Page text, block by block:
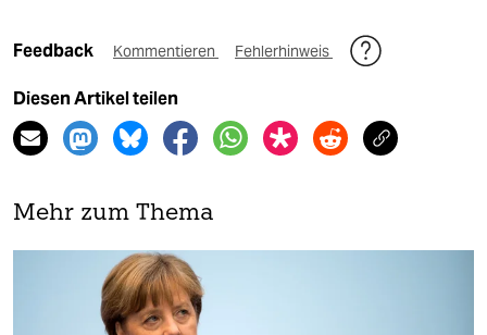
Feedback Kommentieren Fehlerhinweis
Diesen Artikel teilen
Mehr zum Thema